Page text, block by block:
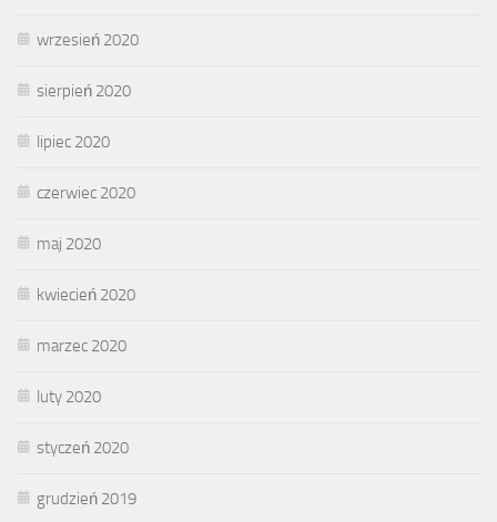
wrzesień 2020
sierpień 2020
lipiec 2020
czerwiec 2020
maj 2020
kwiecień 2020
marzec 2020
luty 2020
styczeń 2020
grudzień 2019